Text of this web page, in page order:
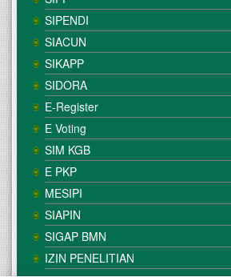
SIPENDI
SIACUN
SIKAPP
SIDORA
E-Register
E Voting
SIM KGB
E PKP
MESIPI
SIAPIN
SIGAP BMN
IZIN PENELITIAN